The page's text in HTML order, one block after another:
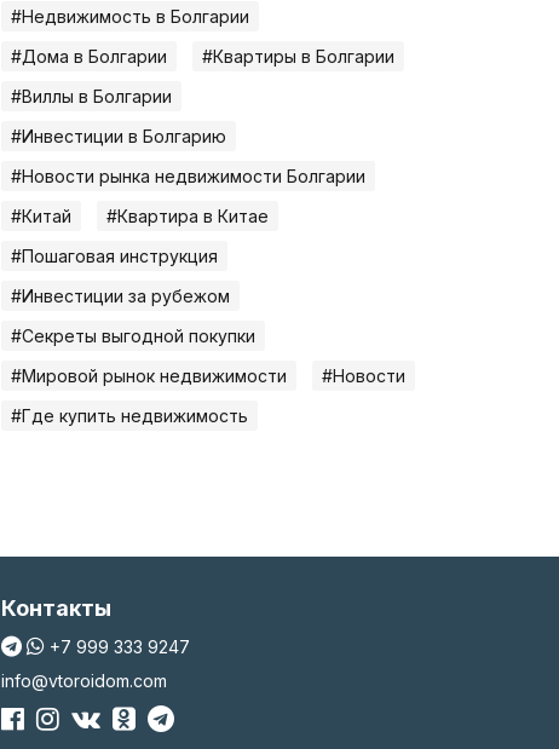
#Недвижимость в Болгарии
#Дома в Болгарии
#Квартиры в Болгарии
#Виллы в Болгарии
#Инвестиции в Болгарию
#Новости рынка недвижимости Болгарии
#Китай
#Квартира в Китае
#Пошаговая инструкция
#Инвестиции за рубежом
#Секреты выгодной покупки
#Мировой рынок недвижимости
#Новости
#Где купить недвижимость
Контакты
+7 999 333 9247
info@vtoroidom.com